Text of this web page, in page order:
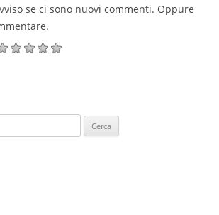
se ci sono nuovi commenti. Oppure